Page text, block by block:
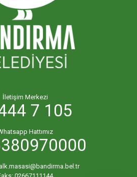
İletişim Merkezi
7 105
Hattımız